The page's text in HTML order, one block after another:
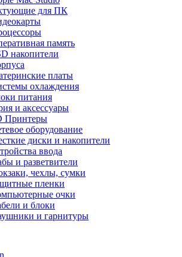
для ПК
память
накопители
платы
охлаждения
питания
и аксессуары
Принтеры
оборудование
диски и накопители
ввода
и разветвители
чехлы, сумки
пленки
очки
и блоки
и гарнитуры